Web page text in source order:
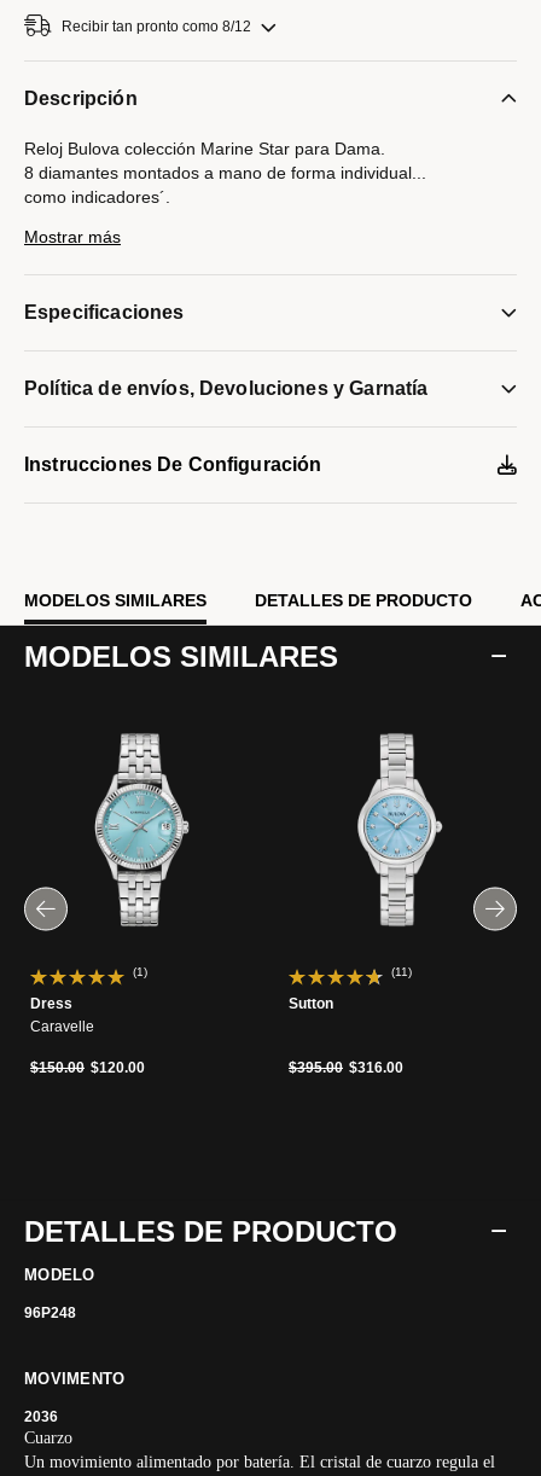
Recibir tan pronto como 8/12
Descripción
Reloj Bulova colección Marine Star para Dama.
8 diamantes montados a mano de forma individual
como indicadores´.
Caja y brazalete realizados en acero inoxidable, broche
luminiscentes en plateado.
Mostrar más
Especificaciones
Política de envíos, Devoluciones y Garnatía
Instrucciones De Configuración
MODELOS SIMILARES DETALLES DE PRODUCTO
MODELOS SIMILARES
(1)
Dress
Caravelle
Precio reducido de
$150.00a$120.00
(11)
Sutton
Precio reducido de
$395.00a$316.00
DETALLES DE PRODUCTO
MODELO
96P248
MOVIMENTO
2036
Cuarzo
Un movimiento alimentado por batería. El cristal de cuarzo regula el